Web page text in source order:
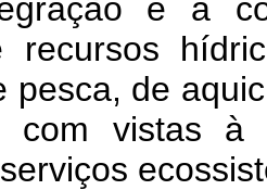
e a
recursos
pesca, de
com vistas à